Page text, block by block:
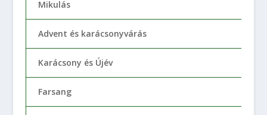
Mikulás
Advent és karácsonyvárás
Karácsony és Újév
Farsang